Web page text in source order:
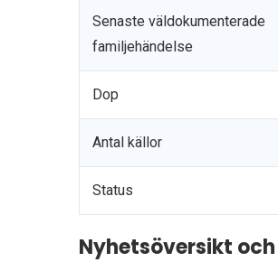
Senaste väldokumenterade
familjehändelse
Dop
Antal källor
Status
Nyhetsöversikt